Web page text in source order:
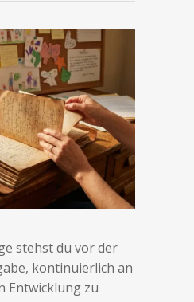
stehst du vor der
kontinuierlich an
Entwicklung zu